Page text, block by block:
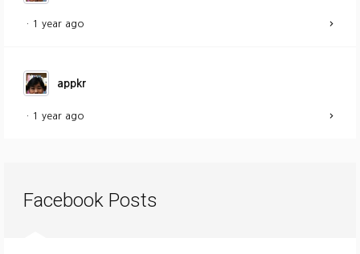
· 1 year ago
appkr
· 1 year ago
Facebook Posts